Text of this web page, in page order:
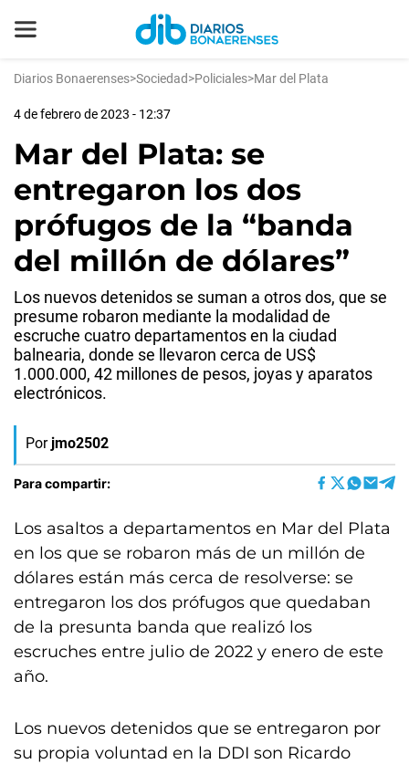
Diarios Bonaerenses>Sociedad>Policiales>Mar del Plata
4 de febrero de 2023 - 12:37
Mar del Plata: se
entregaron los dos
prófugos de la “banda
del millón de dólares”
Los nuevos detenidos se suman a otros dos, que se
presume robaron mediante la modalidad de
escruche cuatro departamentos en la ciudad
balnearia, donde se llevaron cerca de US$
1.000.000, 42 millones de pesos, joyas y aparatos
electrónicos.
Por jmo2502
Para compartir:
Los asaltos a departamentos en Mar del Plata
en los que se robaron más de un millón de
dólares están más cerca de resolverse: se
entregaron los dos prófugos que quedaban
de la presunta banda que realizó los
escruches entre julio de 2022 y enero de este
año.
Los nuevos detenidos que se entregaron por
su propia voluntad en la DDI son Ricardo